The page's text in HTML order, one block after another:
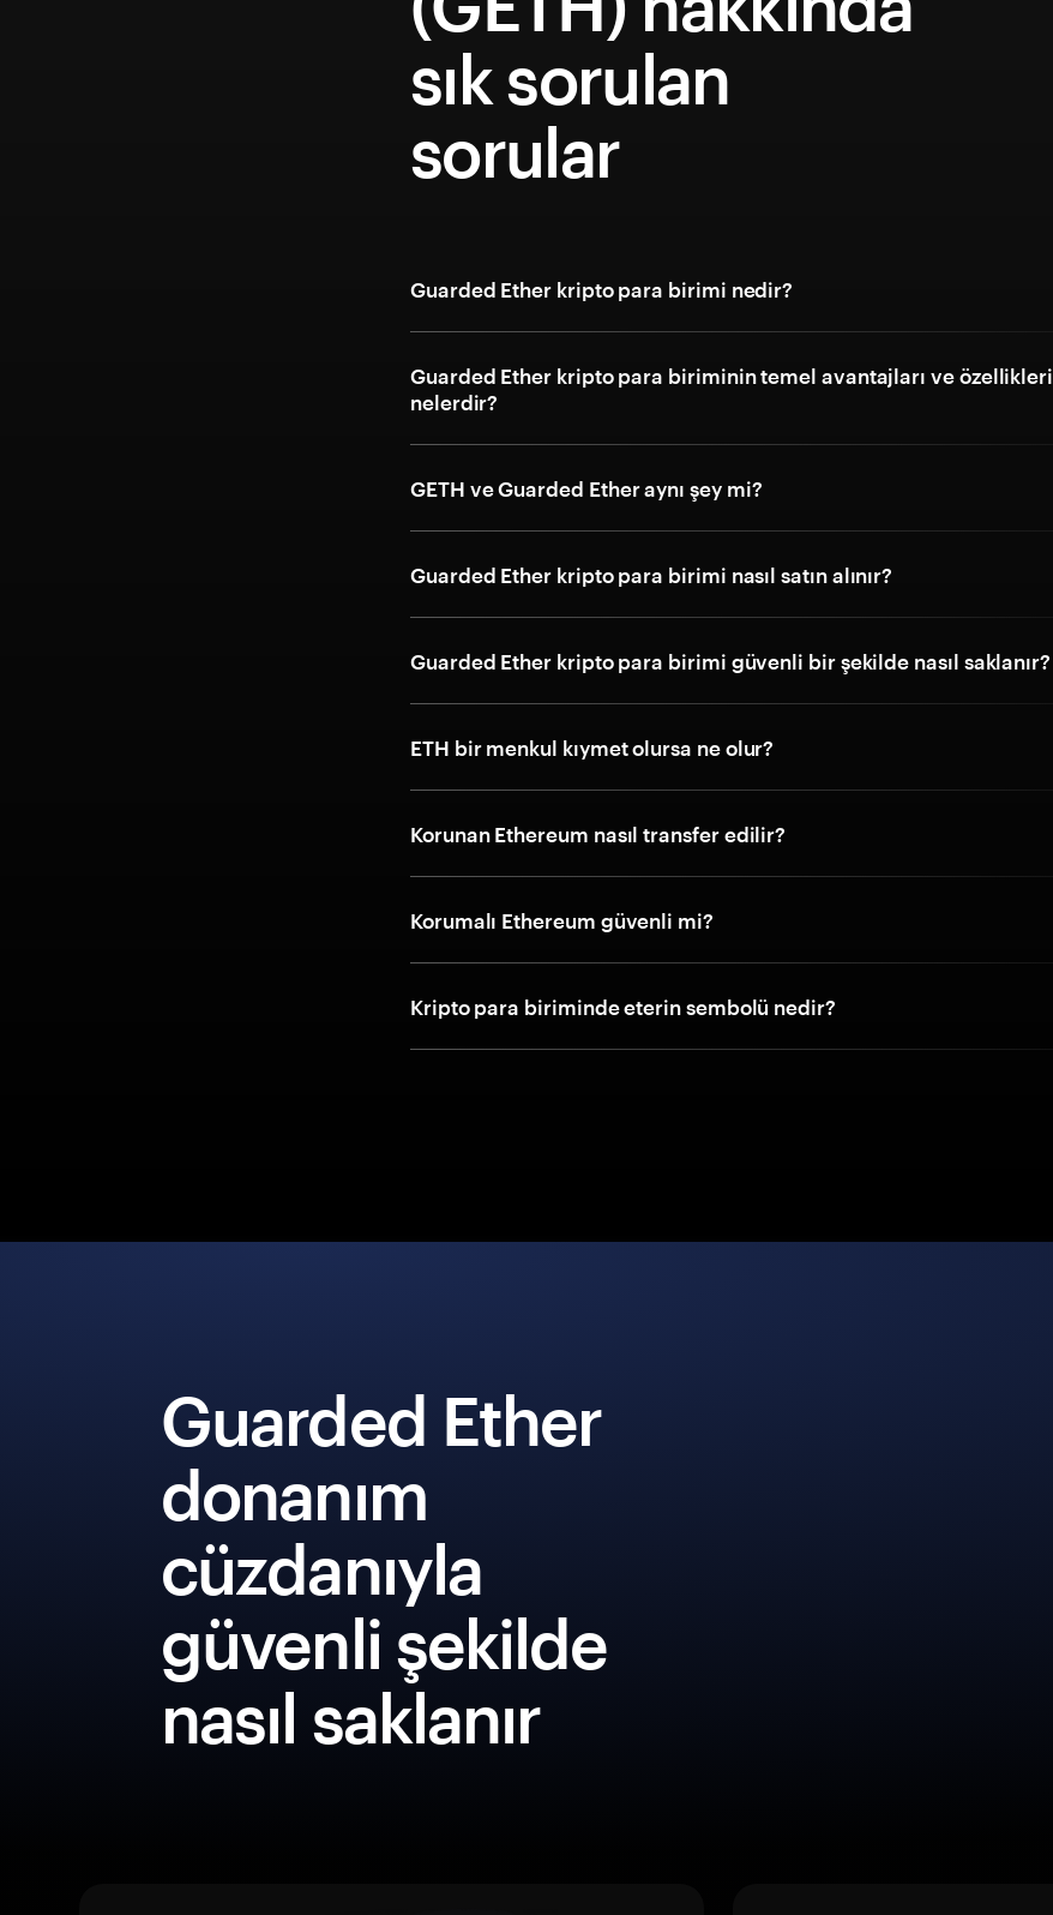
sık sorulan
sorular
Guarded Ether kripto para birimi nedir?
Guarded Ether kripto para biriminin temel avantajları ve özellikleri
nelerdir?
GETH ve Guarded Ether aynı şey mi?
Guarded Ether kripto para birimi nasıl satın alınır?
Guarded Ether kripto para birimi güvenli bir şekilde nasıl saklanır?
ETH bir menkul kıymet olursa ne olur?
Korunan Ethereum nasıl transfer edilir?
Korumalı Ethereum güvenli mi?
Kripto para biriminde eterin sembolü nedir?
Guarded Ether
donanım
cüzdanıyla
güvenli şekilde
nasıl saklanır